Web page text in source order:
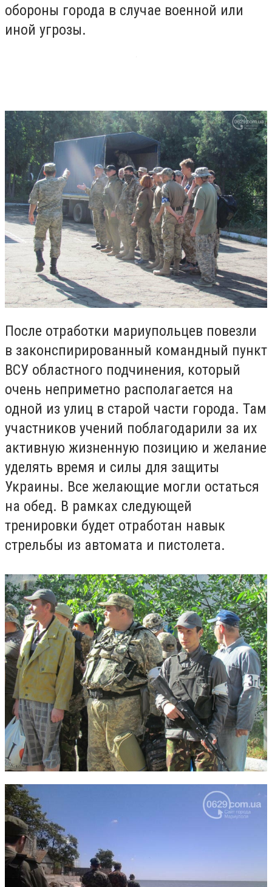
обороны города в случае военной или
иной угрозы.
После отработки мариупольцев повезли
в законспирированный командный пункт
ВСУ областного подчинения, который
очень неприметно располагается на
одной из улиц в старой части города. Там
участников учений поблагодарили за их
активную жизненную позицию и желание
уделять время и силы для защиты
Украины. Все желающие могли остаться
на обед. В рамках следующей
тренировки будет отработан навык
стрельбы из автомата и пистолета.